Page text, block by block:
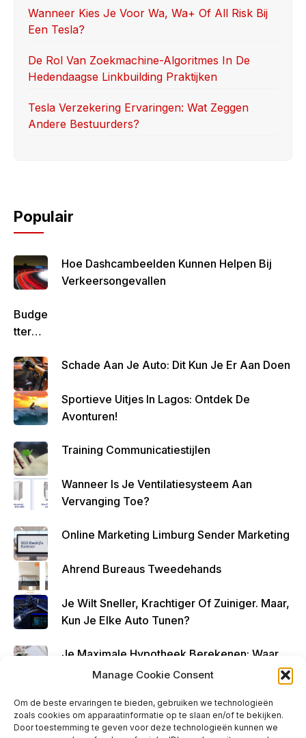
Manage Cookie Consent
Om de beste ervaringen te bieden, gebruiken we technologieën
zoals cookies om apparaatinformatie op te slaan en/of te bekijken.
Door toestemming te geven voor deze technologieën kunnen we
Wanneer Kies Je Voor Wa, Wa+ Of All Risk Bij
Een Tesla?
De Rol Van Zoekmachine-Algoritmes In De
Hedendaagse Linkbuilding Praktijken
Tesla Verzekering Ervaringen: Wat Zeggen
Andere Bestuurders?
Populair
Hoe Dashcambeelden Kunnen Helpen Bij
Verkeersongevallen
Budge
Tteren
Belan
Grijk
Om
Zo
Geld
Over
Te
Houde
Schade Aan Je Auto: Dit Kun Je Er Aan Doen
Sportieve Uitjes In Lagos: Ontdek De
Avonturen!
Training Communicatiestijlen
Wanneer Is Je Ventilatiesysteem Aan
Vervanging Toe?
Online Marketing Limburg Sender Marketing
Ahrend Bureaus Tweedehands
Je Wilt Sneller, Krachtiger Of Zuiniger. Maar,
Kun Je Elke Auto Tunen?
Je Maximale Hypotheek Berekenen: Waar
Begin Je?